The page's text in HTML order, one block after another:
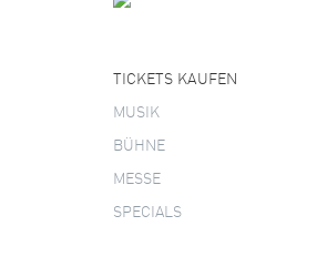
TICKETS KAUFEN
MUSIK
BÜHNE
MESSE
SPECIALS